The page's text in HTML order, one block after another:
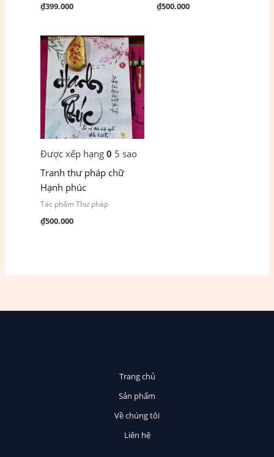
₫399.000 ₫500.000
Được xếp hạng0 5 sao
Tranh thư pháp chữ
Hạnh phúc
Tác phẩm Thư pháp
₫500.000
Trang chủ
Sản phẩm
Về chúng tôi
Liên hệ